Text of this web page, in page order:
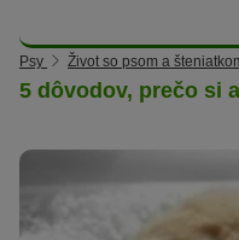
Psy Život so psom a
5 dôvodov, prečo si